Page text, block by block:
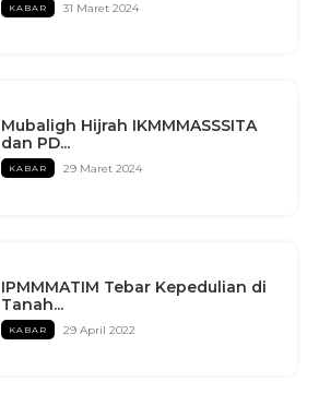
KABAR 31 Maret 2024
Mubaligh Hijrah IKMMMASSSITA
dan PD...
KABAR 29 Maret 2024
IPMMMATIM Tebar Kepedulian di
Tanah...
KABAR 29 April 2022